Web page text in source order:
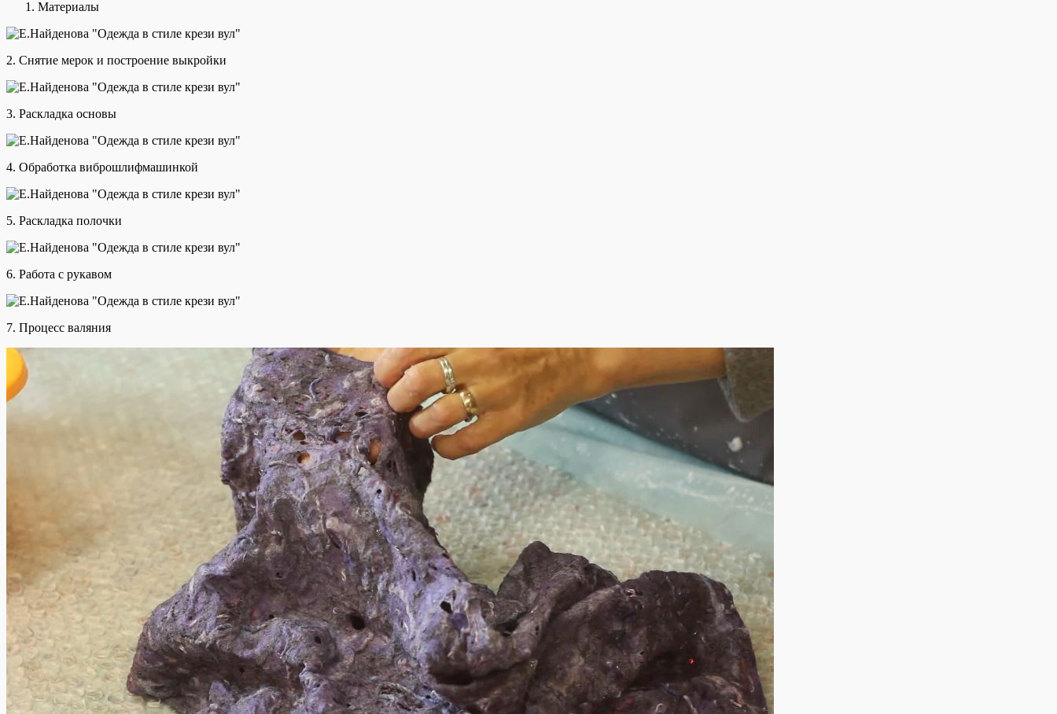
Материалы
2. Снятие мерок и построение выкройки
3. Раскладка основы
4. Обработка виброшлифмашинкой
5. Раскладка полочки
6. Работа с рукавом
7. Процесс валяния